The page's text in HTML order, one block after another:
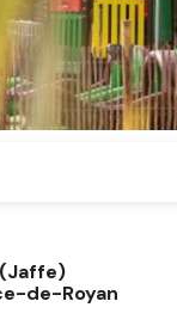
(Jaffe)
de-Royan